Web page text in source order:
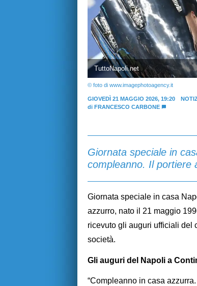
TuttoNapoli.net
© foto di www.imagephotoagency.it
GIOVEDÌ 21 MAGGIO 2026, 19:20
di FRANCESCO CARBONE
Giornata speciale in
compleanno. Il portiere
Giornata speciale in casa
azzurro, nato il 21 maggio
ricevuto gli auguri ufficiali del
società.
Gli auguri del Napoli a
“Compleanno in casa